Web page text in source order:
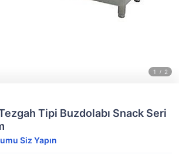
Tipi Buzdolabı Snack Seri
Siz Yapın